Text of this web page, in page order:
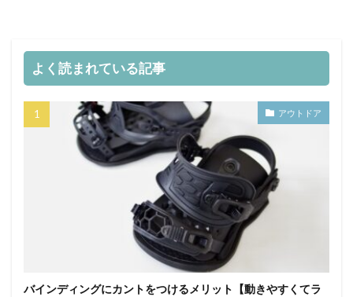
よく読まれている記事
アウトドア
バインディングにカントをつけるメリット【動きやすくてラ